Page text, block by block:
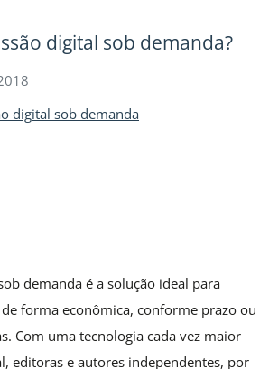
digital sob demanda?
digital sob demanda
demanda é a solução ideal para
forma econômica, conforme prazo ou
Com uma tecnologia cada vez maior
editoras e autores independentes, por